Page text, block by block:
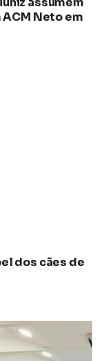
Neto em
dos cães de